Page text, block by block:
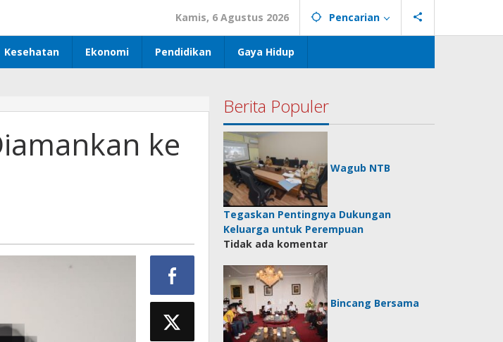
Kamis, 6 Agustus 2026 Pencarian
Kesehatan Ekonomi Pendidikan Gaya Hidup
ke
Berita Populer
Wagub NTB
Tegaskan Pentingnya Dukungan
Keluarga untuk Perempuan
Tidak ada komentar
Bincang Bersama